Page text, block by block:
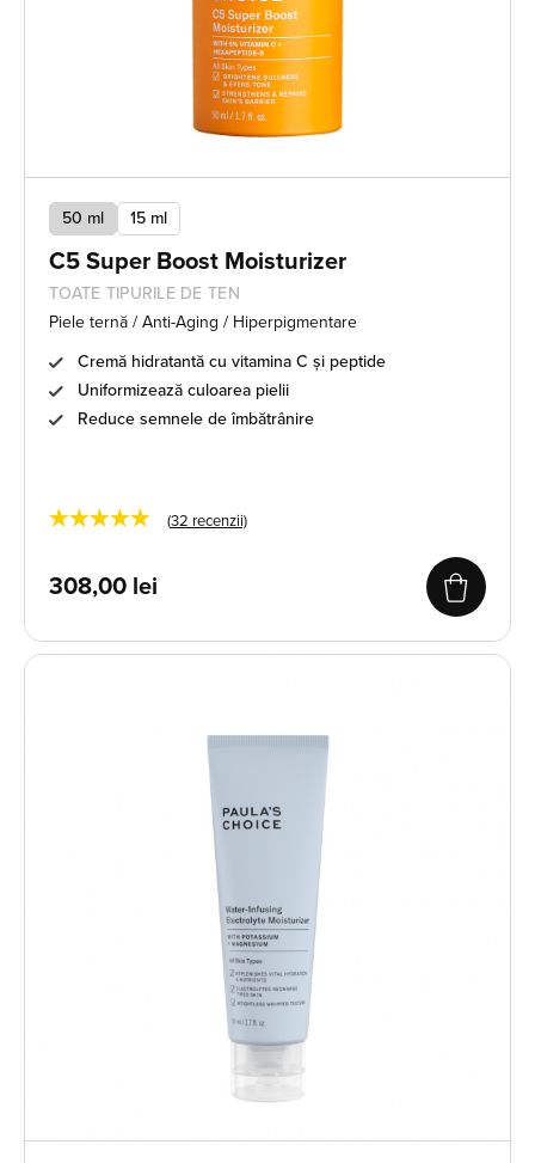
50 ml 15 ml
C5 Super Boost Moisturizer
TOATE TIPURILE DE TEN
Piele ternă / Anti-Aging / Hiperpigmentare
Cremă hidratantă cu vitamina C și peptide
Uniformizează culoarea pielii
Reduce semnele de îmbătrânire
★★★★★ (32 recenzii)
308,00 lei